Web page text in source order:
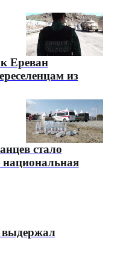
Ереван
из
стало
выдержал